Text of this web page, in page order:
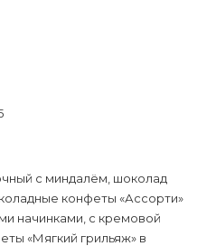
с миндалём, шоколад
конфеты «Ассорти»
начинками, с кремовой
«Мягкий грильяж» в